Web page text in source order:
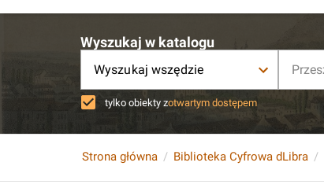
Wyszukaj w katalogu
Wyszukaj wszędzie
tylko obiekty zotwartym dostępem
Strona główna Biblioteka Cyfrowa dLibra